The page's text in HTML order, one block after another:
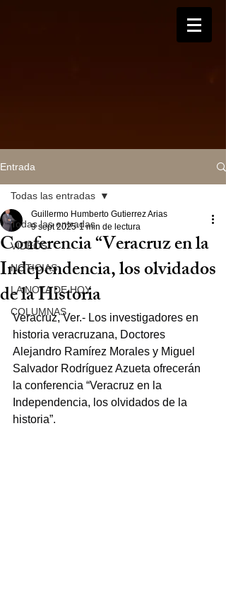
Entrada
Todas las entradas
VIDEOS
NOTICIAS
LA NOTA DE HOY
COLUMNAS
Todas las entradas
Conferencia “Veracruz en la
Independencia, los olvidados
de la Historia
Guillermo Humberto Gutierrez Arias
9 sept 2025 1 min de lectura
Veracruz, Ver.- Los investigadores en
historia veracruzana, Doctores
Alejandro Ramírez Morales y Miguel
Salvador Rodríguez Azueta ofrecerán
la conferencia “Veracruz en la
Independencia, los olvidados de la
historia”.